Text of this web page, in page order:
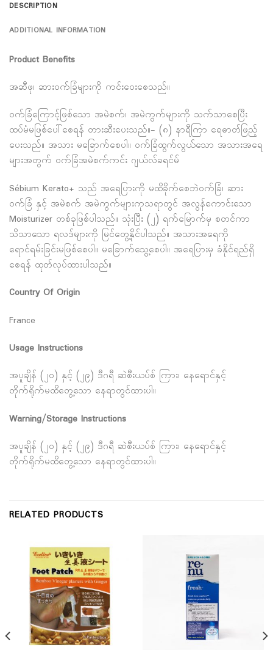
DESCRIPTION
ADDITIONAL INFORMATION
Product Benefits
အဆီဖု၊ ဆားဝက်ခြံများကို ကင်းဝေးစေသည်။
ဝက်ခြံကြောင့်ဖြစ်သော အမဲစက်၊ အမဲကွက်များကို သက်သာစေပြီး
ထပ်မံမဖြစ်ပေါ်စေရန် တားဆီးပေးသည်။- (၈) နာရီကြာ ရေဓာတ်ဖြည့်
ပေးသည်။ အသား မခြောက်စေပါ။ ဝက်ခြံထွက်လွယ်သော အသားအရေ
များအတွက် ဝက်ခြံအမဲစက်ကင်း ဂျယ်လ်ခရင်မ်
Sébium Kerato+ သည် အရေပြားကို မထိခိုက်စေဘဲဝက်ခြံ၊ ဆား
ဝက်ခြံ နှင့် အမဲစက် အမဲကွက်များကုသရာတွင် အလွန်ကောင်းသော
Moisturizer တစ်ခုဖြစ်ပါသည်။ သုံးပြီး (၂) ရက်မြောက်မှ စတင်ကာ
သိသာသော ရလဒ်များကို မြင်တွေ့နိုင်ပါသည်။ အသားအရေကို
ရောင်ရမ်းခြင်းမဖြစ်စေပါ။ မခြောက်သွေ့စေပါ။ အရေပြားမှ ခံနိုင်ရည်ရှိ
စေရန် ထုတ်လုပ်ထားပါသည်။
Country Of Origin
France
Usage Instructions
အပူချိန် (၂၀) နှင့် (၂၉) ဒီဂရီ ဆဲစီးယပ်စ် ကြား၊ နေရောင်နှင့်
တိုက်ရိုက်မထိတွေ့သော နေရာတွင်ထားပါ။
Warning/Storage Instructions
အပူချိန် (၂၀) နှင့် (၂၉) ဒီဂရီ ဆဲစီးယပ်စ် ကြား၊ နေရောင်နှင့်
တိုက်ရိုက်မထိတွေ့သော နေရာတွင်ထားပါ။
RELATED PRODUCTS